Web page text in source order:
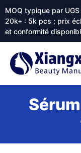
MOQ typique par
20k+ : 5k pcs ; prix
et conformité